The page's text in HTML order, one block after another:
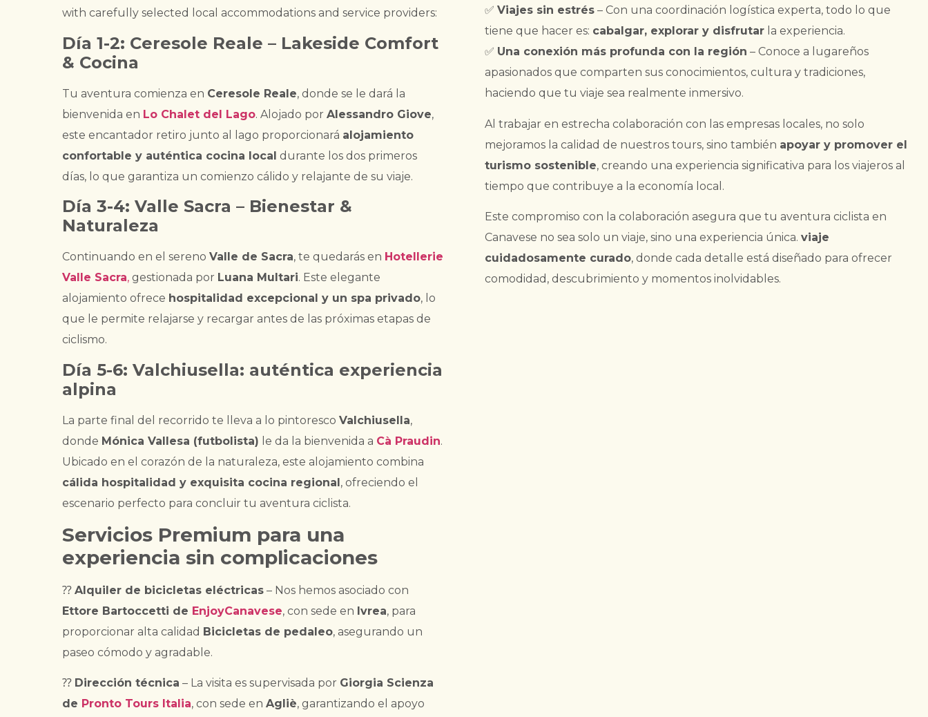
with carefully selected local accommodations and service providers:
Día 1-2: Ceresole Reale – Lakeside Comfort
& Cocina
Tu aventura comienza en Ceresole Reale, donde se le dará la
bienvenida en Lo Chalet del Lago. Alojado por Alessandro Giove,
este encantador retiro junto al lago proporcionará alojamiento
confortable y auténtica cocina local durante los dos primeros
días, lo que garantiza un comienzo cálido y relajante de su viaje.
Día 3-4: Valle Sacra – Bienestar &
Naturaleza
Continuando en el sereno Valle de Sacra, te quedarás en Hotellerie
Valle Sacra, gestionada por Luana Multari. Este elegante
alojamiento ofrece hospitalidad excepcional y un spa privado, lo
que le permite relajarse y recargar antes de las próximas etapas de
ciclismo.
Día 5-6: Valchiusella: auténtica experiencia
alpina
La parte final del recorrido te lleva a lo pintoresco Valchiusella,
donde Mónica Vallesa (futbolista) le da la bienvenida a Cà Praudin.
Ubicado en el corazón de la naturaleza, este alojamiento combina
cálida hospitalidad y exquisita cocina regional, ofreciendo el
escenario perfecto para concluir tu aventura ciclista.
Servicios Premium para una
experiencia sin complicaciones
⁇ Alquiler de bicicletas eléctricas – Nos hemos asociado con
Ettore Bartoccetti de EnjoyCanavese, con sede en Ivrea, para
proporcionar alta calidad Bicicletas de pedaleo, asegurando un
paseo cómodo y agradable.
⁇ Dirección técnica – La visita es supervisada por Giorgia Scienza
de Pronto Tours Italia, con sede en Agliè, garantizando el apoyo
✅ Viajes sin estrés – Con una coordinación logística experta, todo lo que
tiene que hacer es: cabalgar, explorar y disfrutar la experiencia.
✅ Una conexión más profunda con la región – Conoce a lugareños
apasionados que comparten sus conocimientos, cultura y tradiciones,
haciendo que tu viaje sea realmente inmersivo.
Al trabajar en estrecha colaboración con las empresas locales, no solo
mejoramos la calidad de nuestros tours, sino también apoyar y promover el
turismo sostenible, creando una experiencia significativa para los viajeros al
tiempo que contribuye a la economía local.
Este compromiso con la colaboración asegura que tu aventura ciclista en
Canavese no sea solo un viaje, sino una experiencia única. viaje
cuidadosamente curado, donde cada detalle está diseñado para ofrecer
comodidad, descubrimiento y momentos inolvidables.